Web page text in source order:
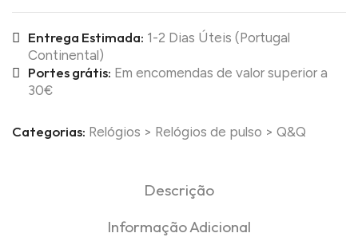
Entrega Estimada: 1-2 Dias Úteis (Portugal
Continental)
Portes grátis: Em encomendas de valor superior a
30€
Categorias: Relógios > Relógios de pulso > Q&Q
Descrição
Informação Adicional